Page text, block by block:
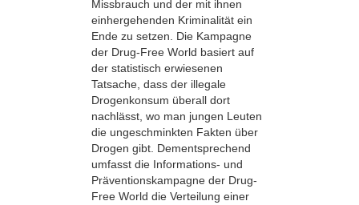
Missbrauch und der mit ihnen
einhergehenden Kriminalität ein
Ende zu setzen. Die Kampagne
der Drug-Free World basiert auf
der statistisch erwiesenen
Tatsache, dass der illegale
Drogenkonsum überall dort
nachlässt, wo man jungen Leuten
die ungeschminkten Fakten über
Drogen gibt. Dementsprechend
umfasst die Informations- und
Präventionskampagne der Drug-
Free World die Verteilung einer